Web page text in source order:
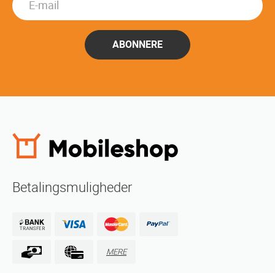
ABONNERE
Betalingsmuligheder
MERE